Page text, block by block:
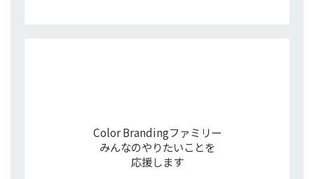
Color Brandingファミリー
みんなのやりたいことを
応援します